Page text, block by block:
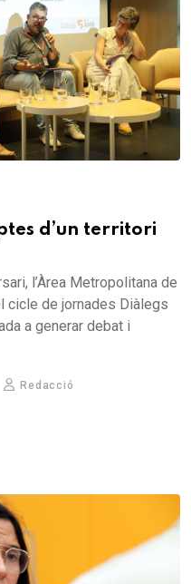
d’un territori
l’Àrea Metropolitana de
cicle de jornades Diàlegs
a generar debat i
Redacció